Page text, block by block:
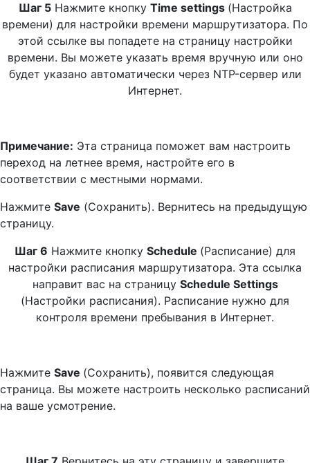
Шаг 5Нажмите кнопку Time settings (Настройка
времени) для настройки времени маршрутизатора. По
этой ссылке вы попадете на страницу настройки
времени. Вы можете указать время вручную или оно
будет указано автоматически через NTP-сервер или
Интернет.
Примечание: Эта страница поможет вам настроить
переход на летнее время, настройте его в
соответствии с местными нормами.
Нажмите Save (Сохранить). Вернитесь на предыдущую
страницу.
Шаг 6 Нажмите кнопку Schedule (Расписание) для
настройки расписания маршрутизатора. Эта ссылка
направит вас на страницу Schedule Settings
(Настройки расписания). Расписание нужно для
контроля времени пребывания в Интернет.
Нажмите Save (Сохранить), появится следующая
страница. Вы можете настроить несколько расписаний
на ваше усмотрение.